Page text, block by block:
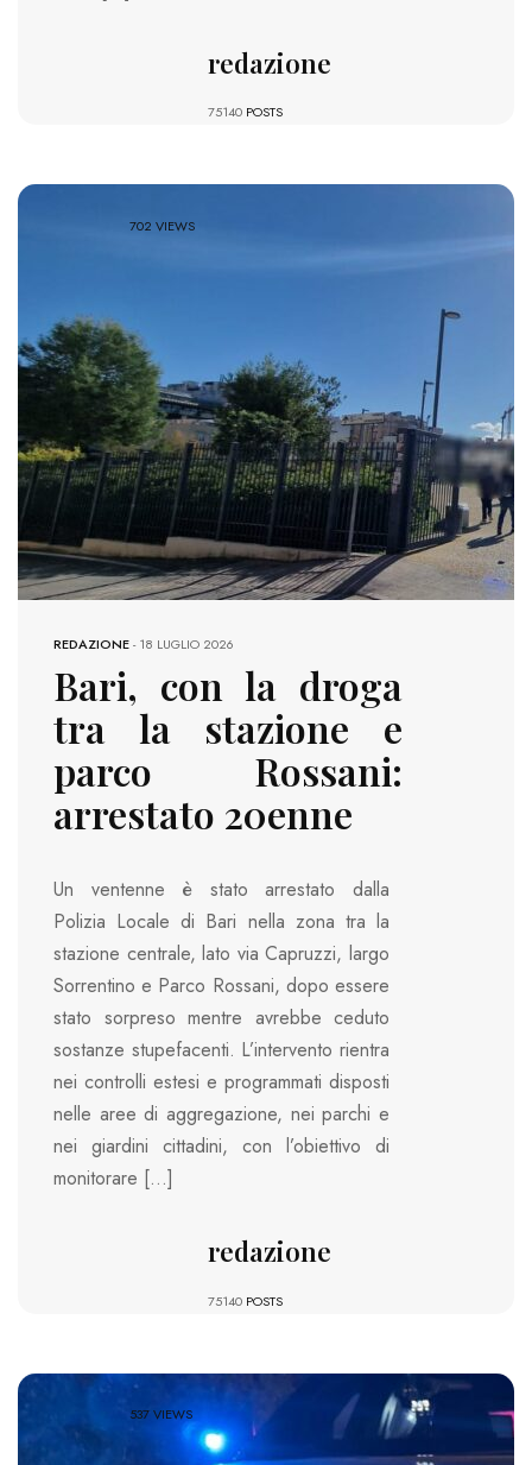
redazione
75140 POSTS
702 VIEWS
REDAZIONE-18 LUGLIO 2026
Bari, con la droga
tra la stazione e
parco Rossani:
arrestato 20enne
Un ventenne è stato arrestato dalla
Polizia Locale di Bari nella zona tra la
stazione centrale, lato via Capruzzi, largo
Sorrentino e Parco Rossani, dopo essere
stato sorpreso mentre avrebbe ceduto
sostanze stupefacenti. L’intervento rientra
nei controlli estesi e programmati disposti
nelle aree di aggregazione, nei parchi e
nei giardini cittadini, con l’obiettivo di
monitorare […]
redazione
75140 POSTS
537 VIEWS